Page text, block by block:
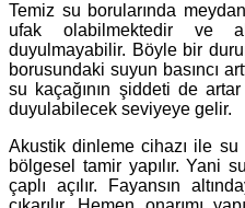
Temiz su borularında
ufak olabilmektedir ve
duyulmayabilir. Böyle bir
borusundaki suyun basıncı
su kaçağının şiddeti de
duyulabilecek seviyeye gelir.
Akustik dinleme cihazı ile su
bölgesel tamir yapılır. Yani
çaplı açılır. Fayansın